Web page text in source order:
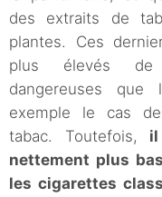
des extraits de
plantes. Ces
plus élevés de
dangereuses que
exemple le cas
tabac. Toutefois, il
nettement plus
les cigarettes